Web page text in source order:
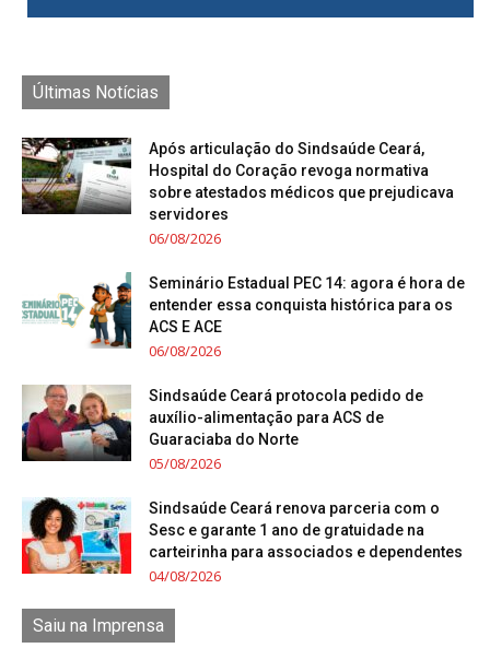
Últimas Notícias
Após articulação do Sindsaúde Ceará,
Hospital do Coração revoga normativa
sobre atestados médicos que prejudicava
servidores
06/08/2026
Seminário Estadual PEC 14: agora é hora de
entender essa conquista histórica para os
ACS E ACE
06/08/2026
Sindsaúde Ceará protocola pedido de
auxílio-alimentação para ACS de
Guaraciaba do Norte
05/08/2026
Sindsaúde Ceará renova parceria com o
Sesc e garante 1 ano de gratuidade na
carteirinha para associados e dependentes
04/08/2026
Saiu na Imprensa